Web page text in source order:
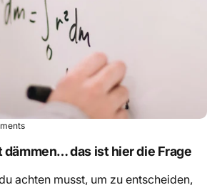
dämmen… das ist hier die Frage
achten musst, um zu entscheiden,